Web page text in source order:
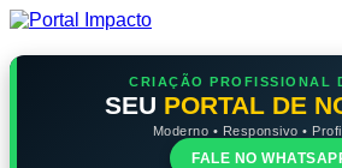
Ir
o
CRIAÇÃO PROFISSIONAL
SEU PORTAL DE
Moderno • Responsivo •
FALE NO